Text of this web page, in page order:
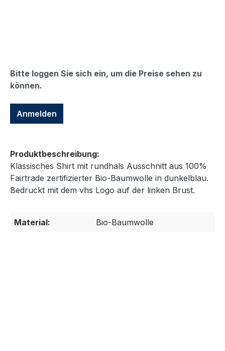
Bitte loggen Sie sich ein, um die Preise sehen zu
können.
Anmelden
Produktbeschreibung:
Klassisches Shirt mit rundhals Ausschnitt aus 100%
Fairtrade zertifizierter Bio-Baumwolle in dunkelblau.
Bedruckt mit dem vhs Logo auf der linken Brust.
Material: Bio-Baumwolle